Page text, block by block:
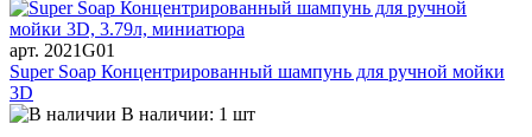
арт. 2021G01
Super Soap Концентрированный шампунь для ручной мойки
3D
В наличии: 1 шт